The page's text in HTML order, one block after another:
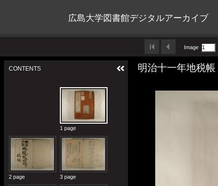
広島大学図書館デジタルアーカイブ